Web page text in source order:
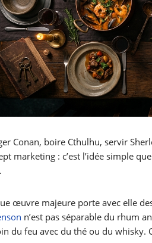
Conan, boire Cthulhu, servir
marketing : c’est l’idée simple
œuvre majeure porte avec elle
n’est pas séparable du rhum
du feu avec du thé ou du whisky.